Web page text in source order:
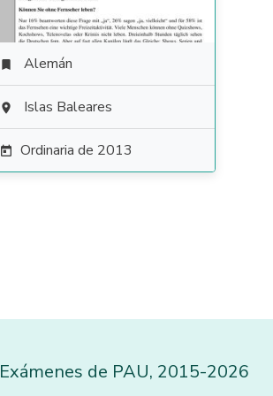
 Alemán
 Islas Baleares
 Ordinaria de 2013
Exámenes de PAU, 2015-2026